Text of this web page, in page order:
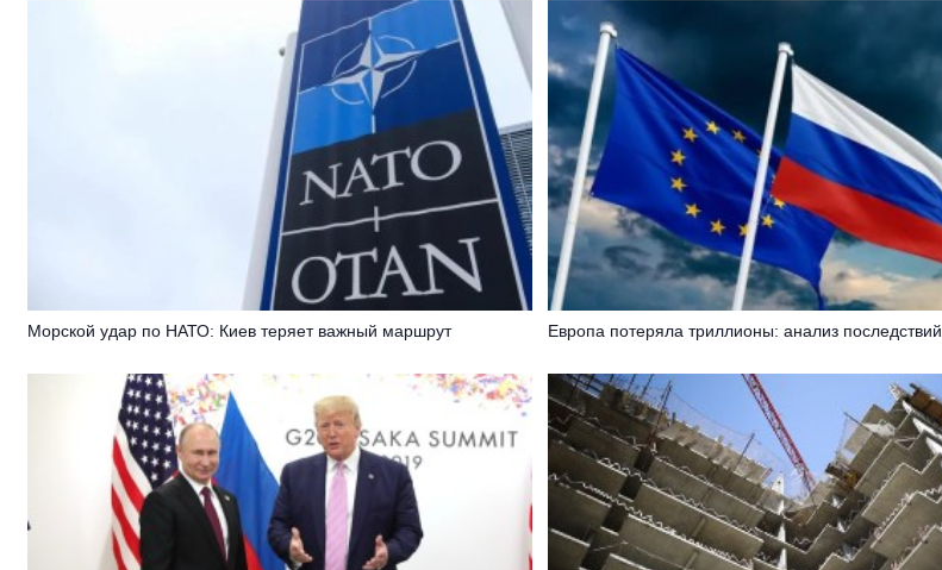
Морской удар по НАТО: Киев теряет важный маршрут Европа потеряла триллионы: анализ последствий